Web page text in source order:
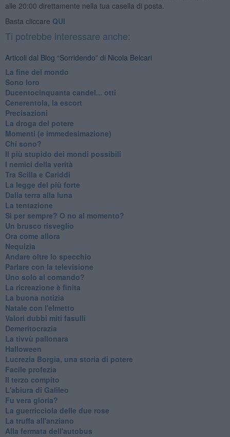
alle 20:00 direttamente nella tua casella di posta.
Basta cliccare QUI
Ti potrebbe interessare anche:
Articoli dal Blog “Sorridendo” di Nicola Belcari
La fine del mondo
Sono loro
Ducentocinquanta candel... otti
Cenerentola, la escort
Precisazioni
La droga del potere
Momenti (e immedesimazione)
Chi sono?
Il più stupido dei mondi possibili
I nemici della verità
Tra Scilla e Cariddi
La legge del più forte
Dalla terra alla luna
La tentazione
​Sì per sempre? O no al momento?
Un brusco risveglio
Ora come allora
Nequizia
Andare oltre lo specchio
Parlare con la televisione
Uno solo al comando?
La ricreazione è finita
La buona notizia
Natale con l'elmetto
Valori dubbi miti fasulli
Demeritocrazia
La tivvù pallonara
Halloween
​Lucrezia Borgia, una storia di potere
Facile profezia
Il terzo compito
L'abiura di Galileo
Fu vera gloria?
La guerricciola delle due rose
La truffa all'anziano
Alla fermata dell'autobus